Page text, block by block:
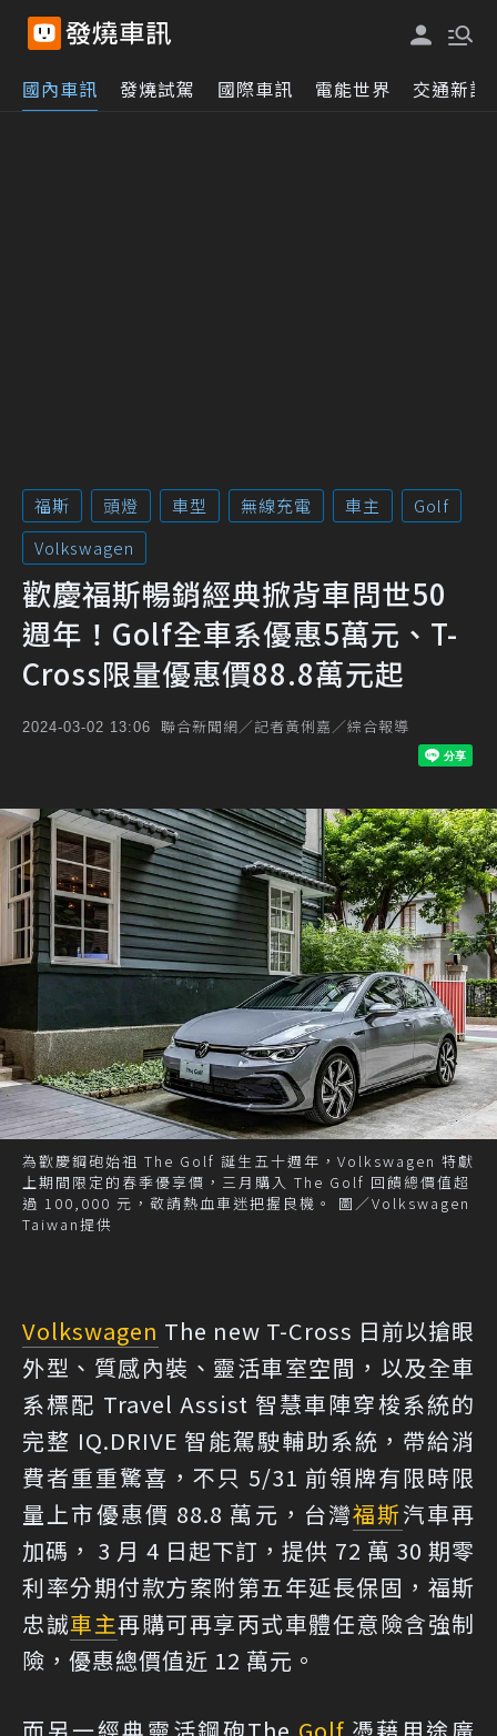
國內車訊 發燒試駕 國際車訊 電能世界 交通新訊
福斯 頭燈 車型 無線充電 車主
Golf
Volkswagen
歡慶福斯暢銷經典掀背車問世50
週年！Golf全車系優惠5萬元、T-
Cross限量優惠價88.8萬元起
2024-03-02 13:06 聯合新聞網／記者黃俐嘉／綜合報導
為歡慶鋼砲始祖 The Golf 誕生五十週年，Volkswagen 特獻
上期間限定的春季優享價，三月購入 The Golf 回饋總價值超
過 100,000 元，敬請熱血車迷把握良機。 圖／Volkswagen
Taiwan提供
Volkswagen The new T-Cross 日前以搶眼
外型、質感內裝、靈活車室空間，以及全車
系標配 Travel Assist 智慧車陣穿梭系統的
完整 IQ.DRIVE 智能駕駛輔助系統，帶給消
費者重重驚喜，不只 5/31 前領牌有限時限
量上市優惠價 88.8 萬元，台灣福斯汽車再
加碼， 3 月 4 日起下訂，提供 72 萬 30 期零
利率分期付款方案附第五年延長保固，福斯
忠誠車主再購可再享丙式車體任意險含強制
險，優惠總價值近 12 萬元。